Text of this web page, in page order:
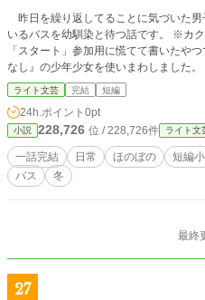
昨日を繰り返してることに気づいた
いるバスを幼馴染と待つ話です。 ※カクヨムの ♯短編賞創作フェス タグ、お題
「スタート」参加用に慌てて書いた
なし』の少年少女を使いまわしました。
ライト文芸 完結 短編
24h.ポイント 0pt
小説 228,726 位 / 228,726件 ライト文
一話完結 日常 ほのぼの 短編
バス
冬
最終
27